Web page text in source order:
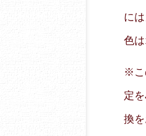
に
色
※こ
定
換